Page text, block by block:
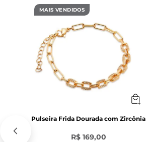
MAIS VENDIDOS
Pulseira Frida Dourada com Zircônia
R$ 169,00